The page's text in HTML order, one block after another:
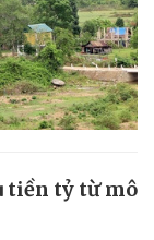
tiền tỷ từ mô